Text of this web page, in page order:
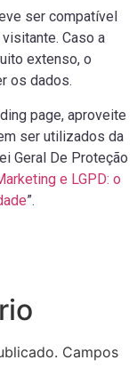
ser compatível
Caso a
extenso, o
os dados.
page, aproveite
ser utilizados da
Geral De Proteção
e LGPD: o
”.
Campos